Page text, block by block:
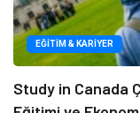
EĞITIM & KARIYER
Study in Canada